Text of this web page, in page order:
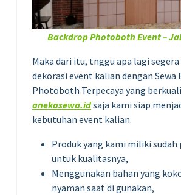
Backdrop Photoboth Event –
Maka dari itu, tnggu apa lagi
dekorasi event kalian dengan Sewa
Photoboth Terpecaya yang
anekasewa.idsaja kami siap
kebutuhan event kalian.
Produk yang kami miliki
untuk kualitasnya,
Menggunakan bahan yang
nyaman saat di gunakan,